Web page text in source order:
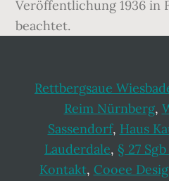
Rettbergsaue
Reim Nürnberg,
Sassendorf, Haus
Lauderdale, § 27
Kontakt, Cooee